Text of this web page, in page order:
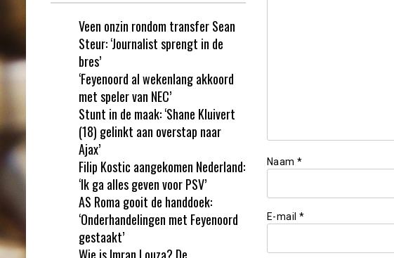
Naam *
E-mail *
Veen onzin rondom transfer Sean
Steur: ‘Journalist sprengt in de
bres’
‘Feyenoord al wekenlang akkoord
met speler van NEC’
Stunt in de maak: ‘Shane Kluivert
(18) gelinkt aan overstap naar
Ajax’
Filip Kostic aangekomen Nederland:
‘Ik ga alles geven voor PSV’
AS Roma gooit de handdoek:
‘Onderhandelingen met Feyenoord
gestaakt’
Wie is Imran Louza? De